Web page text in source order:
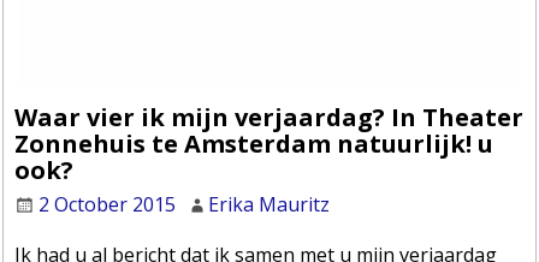
Waar vier ik mijn verjaardag? In Theater
Zonnehuis te Amsterdam natuurlijk! u
ook?
2 October 2015
Erika Mauritz
Ik had u al bericht dat ik samen met u mijn verjaardag